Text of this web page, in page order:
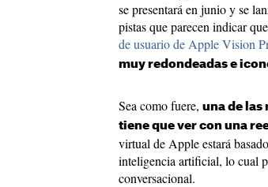
se presentará en junio y se
pistas que parecen indicar que
de usuario de Apple Vision
muy redondeadas e
Sea como fuere, una de las
tiene que ver con una
virtual de Apple estará
inteligencia artificial, lo cual
conversacional.